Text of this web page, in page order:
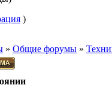
)
» Общие форумы »